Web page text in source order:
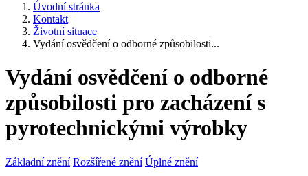
Úvodní stránka
Kontakt
Životní situace
Vydání osvědčení o odborné způsobilosti...
Vydání osvědčení o odborné
způsobilosti pro zacházení s
pyrotechnickými výrobky
Základní znění Rozšířené znění Úplné znění